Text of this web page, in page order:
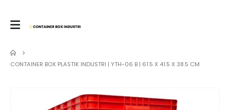
CONTAINER BOX PLASTIK INDUSTRI | YTH-06 B | 61.5 X 41.5 X 38.5 CM